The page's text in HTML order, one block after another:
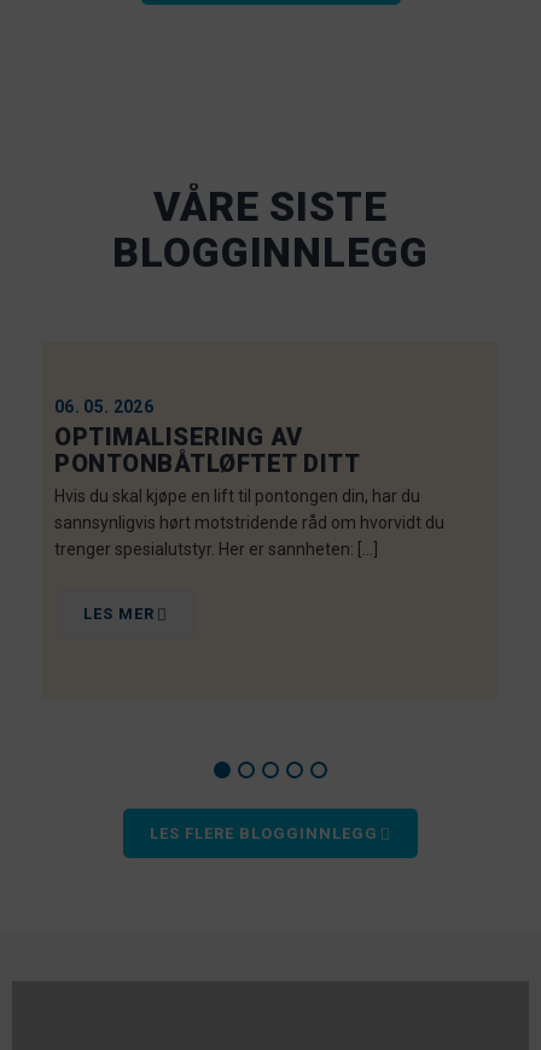
VÅRE SISTE
BLOGGINNLEGG
06. 05. 2026
OPTIMALISERING AV
PONTONBÅTLØFTET DITT
Hvis du skal kjøpe en lift til pontongen din, har du
sannsynligvis hørt motstridende råd om hvorvidt du
trenger spesialutstyr. Her er sannheten: […]
LES MER
LES FLERE BLOGGINNLEGG